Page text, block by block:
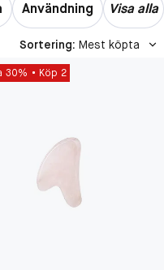
Användning Visa alla
Sortering: Mest köpta
30% Köp 2